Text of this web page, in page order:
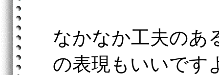
なかなか工夫のあ
の表現もいいです